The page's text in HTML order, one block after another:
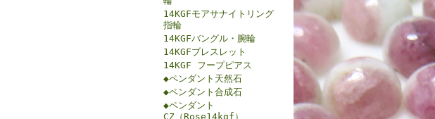
14KGFモアサナイトリング
指輪
14KGFバングル・腕輪
14KGFブレスレット
14KGF フープピアス
◆ペンダント天然石
◆ペンダント合成石
◆ペンダント
CZ（Rose14kgf）